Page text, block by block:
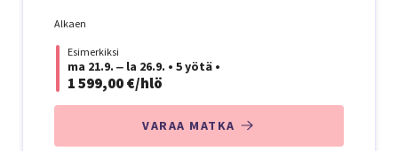
Alkaen
Esimerkiksi
ma 21.9. ‒ la 26.9. • 5 yötä •
1 599,00 €/hlö
VARAA MATKA